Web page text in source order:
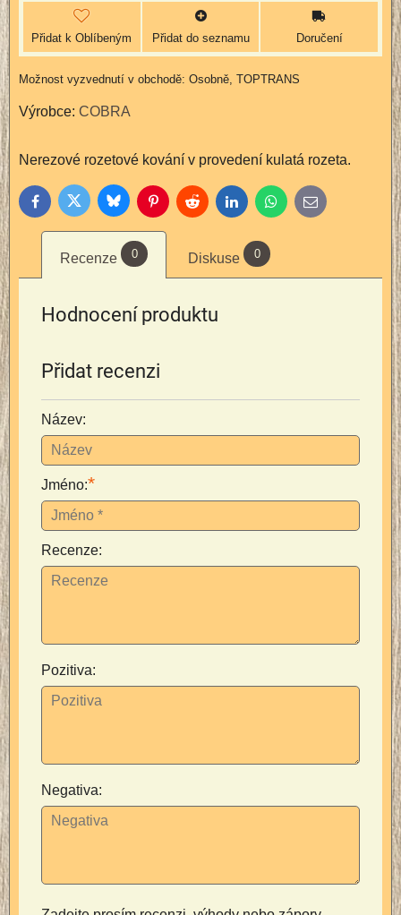
Přidat k Oblíbeným Přidat do seznamu Doručení
Osobně, TOPTRANS
Výrobce: COBRA
Nerezové rozetové kování v provedení kulatá rozeta.
FacebookTwitter BlueskyPinterestReddit LinkedInWhatsApp
E-
mail
Recenze 0 Diskuse 0
Hodnocení produktu
Přidat recenzi
Název:
Jméno:*
Recenze:
Pozitiva:
Negativa: